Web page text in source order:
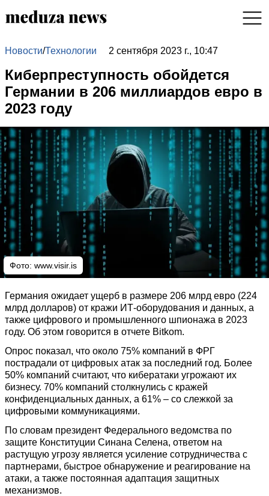
Новости/Технологии 2 сентября 2023 г., 10:47
Киберпреступность обойдется
Германии в 206 миллиардов евро в
2023 году
Фото: www.visir.is
Германия ожидает ущерб в размере 206 млрд евро (224
млрд долларов) от кражи ИТ-оборудования и данных, а
также цифрового и промышленного шпионажа в 2023
году. Об этом говорится в отчете Bitkom.
Опрос показал, что около 75% компаний в ФРГ
пострадали от цифровых атак за последний год. Более
50% компаний считают, что кибератаки угрожают их
бизнесу. 70% компаний столкнулись с кражей
конфиденциальных данных, а 61% – со слежкой за
цифровыми коммуникациями.
По словам президент Федерального ведомства по
защите Конституции Синана Селена, ответом на
растущую угрозу является усиление сотрудничества с
партнерами, быстрое обнаружение и реагирование на
атаки, а также постоянная адаптация защитных
механизмов.